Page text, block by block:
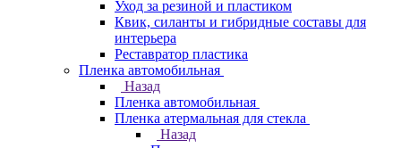
Уход за резиной и пластиком
Квик, силанты и гибридные составы для
интерьера
Реставратор пластика
Пленка автомобильная
Назад
Пленка автомобильная
Пленка атермальная для стекла
Назад